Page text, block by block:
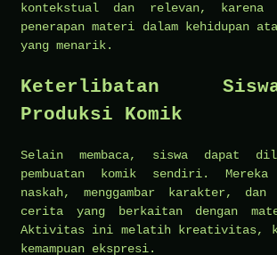
kontekstual dan relevan, karena
penerapan materi dalam kehidupan
yang menarik.
Keterlibatan
Produksi Komik
Selain membaca, siswa dapat
pembuatan komik sendiri.
naskah, menggambar karakter, dan
cerita yang berkaitan dengan
Aktivitas ini melatih kreativitas,
kemampuan ekspresi.